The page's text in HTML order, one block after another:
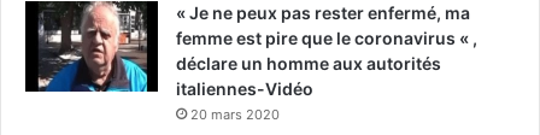
« Je ne peux pas rester enfermé, ma
femme est pire que le coronavirus « ,
déclare un homme aux autorités
italiennes-Vidéo
20 mars 2020